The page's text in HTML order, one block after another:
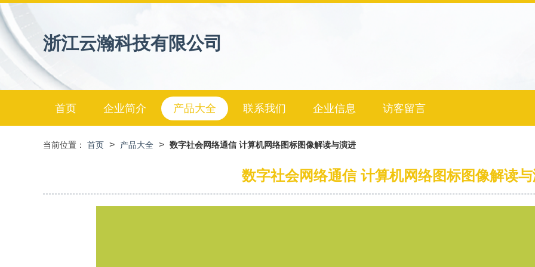
浙江云瀚科技有限公司
首页 企业简介 产品大全 联系我们 企业信息 访客留言
当前位置： 首页 > 产品大全 > 数字社会网络通信 计算机网络图标图像解读与演进
数字社会网络通信 计算机网络图标图像解读